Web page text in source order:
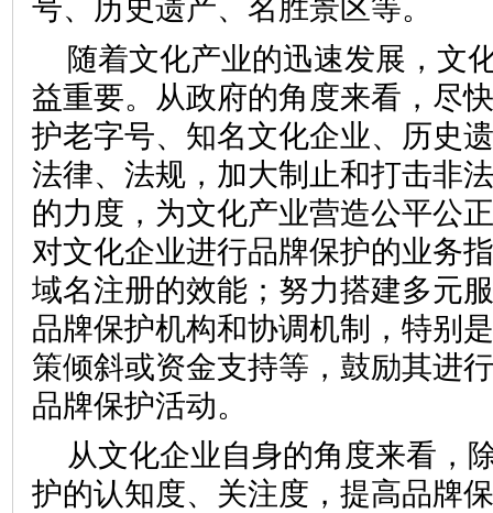
号、历史遗产、名胜景区等
随着文化产业的迅速发展，文
益重要。从政府的角度来看，尽
护老字号、知名文化企业、历史
法律、法规，加大制止和打击非
的力度，为文化产业营造公平公
对文化企业进行品牌保护的业务
域名注册的效能；努力搭建多元
品牌保护机构和协调机制，特别
策倾斜或资金支持等，鼓励其进
品牌保护活动。
从文化企业自身的角度来看，
护的认知度、关注度，提高品牌